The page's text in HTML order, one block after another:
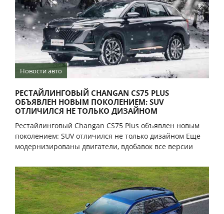
Новости авто
РЕСТАЙЛИНГОВЫЙ CHANGAN CS75 PLUS
ОБЪЯВЛЕН НОВЫМ ПОКОЛЕНИЕМ: SUV
ОТЛИЧИЛСЯ НЕ ТОЛЬКО ДИЗАЙНОМ
Рестайлинговый Changan CS75 Plus объявлен новым
поколением: SUV отличился не только дизайном Еще
модернизированы двигатели, вдобавок все версии